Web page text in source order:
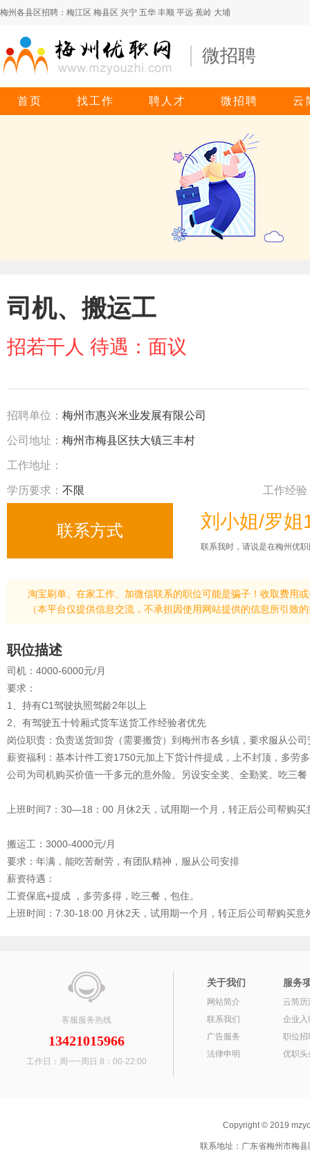
梅州各县区招聘： 梅江区 梅县区 兴宁 五华 丰顺 平远 蕉岭 大埔
微招聘
首页 找工作 聘人才 微招聘 云
司机、搬运工
招若干人 待遇：面议
招聘单位： 梅州市惠兴米业发展有限公司
公司地址： 梅州市梅县区扶大镇三丰村
工作地址：
学历要求： 不限 工作经验
刘小姐/罗
联系我时，请说是在梅州优
淘宝刷单、在家工作、加微信联系的职位可能是骗子！收取费用
（本平台仅提供信息交流，不承担因使用网站提供的信息所引致
职位描述
司机：4000-6000元/月
要求：
1、持有C1驾驶执照驾龄2年以上
2、有驾驶五十铃厢式货车送货工作经验者优先
岗位职责：负责送货卸货（需要搬货）到梅州市各乡镇，要求服从公
薪资福利：基本计件工资1750元加上下货计件提成，上不封顶，多劳
公司为司机购买价值一千多元的意外险。另设安全奖、全勤奖。吃三
上班时间7：30—18：00 月休2天，试用期一个月，转正后公司帮购买
搬运工：3000-4000元/月
要求：年满，能吃苦耐劳，有团队精神，服从公司安排
薪资待遇：
工资保底+提成 ，多劳多得，吃三餐，包住。
上班时间：7:30-18:00 月休2天，试用期一个月，转正后公司帮购买意
客服服务热线
13421015966
工作日：周一~周日 8：00-22:00
关于我们
网站简介
联系我们
广告服务
法律申明
服务
云简历
企业入
职位招
优职头
Copyright © 2019
联系地址：广东省梅州市梅